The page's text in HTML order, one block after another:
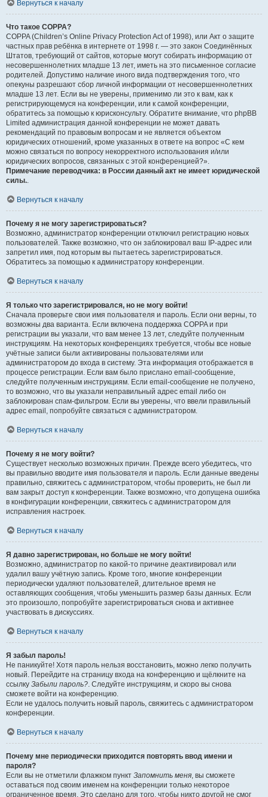
Вернуться к началу
Что такое COPPA?
COPPA (Children’s Online Privacy Protection Act of 1998), или Акт о защите
частных прав ребёнка в интернете от 1998 г. — это закон Соединённых
Штатов, требующий от сайтов, которые могут собирать информацию от
несовершеннолетних младше 13 лет, иметь на это письменное согласие
родителей. Допустимо наличие иного вида подтверждения того, что
опекуны разрешают сбор личной информации от несовершеннолетних
младше 13 лет. Если вы не уверены, применимо ли это к вам, как к
регистрирующемуся на конференции, или к самой конференции,
обратитесь за помощью к юрисконсульту. Обратите внимание, что phpBB
Limited администрация данной конференции не может давать
рекомендаций по правовым вопросам и не является объектом
юридических отношений, кроме указанных в ответе на вопрос «С кем
можно связаться по вопросу некорректного использования и/или
юридических вопросов, связанных с этой конференцией?».
Примечание переводчика: в России данный акт не имеет юридической
силы..
Вернуться к началу
Почему я не могу зарегистрироваться?
Возможно, администратор конференции отключил регистрацию новых
пользователей. Также возможно, что он заблокировал ваш IP-адрес или
запретил имя, под которым вы пытаетесь зарегистрироваться.
Обратитесь за помощью к администратору конференции.
Вернуться к началу
Я только что зарегистрировался, но не могу войти!
Сначала проверьте свои имя пользователя и пароль. Если они верны, то
возможны два варианта. Если включена поддержка COPPA и при
регистрации вы указали, что вам менее 13 лет, следуйте полученным
инструкциям. На некоторых конференциях требуется, чтобы все новые
учётные записи были активированы пользователями или
администратором до входа в систему. Эта информация отображается в
процессе регистрации. Если вам было прислано email-сообщение,
следуйте полученным инструкциям. Если email-сообщение не получено,
то возможно, что вы указали неправильный адрес email либо он
заблокирован спам-фильтром. Если вы уверены, что ввели правильный
адрес email, попробуйте связаться с администратором.
Вернуться к началу
Почему я не могу войти?
Существует несколько возможных причин. Прежде всего убедитесь, что
вы правильно вводите имя пользователя и пароль. Если данные введены
правильно, свяжитесь с администратором, чтобы проверить, не был ли
вам закрыт доступ к конференции. Также возможно, что допущена ошибка
в конфигурации конференции, свяжитесь с администратором для
исправления настроек.
Вернуться к началу
Я давно зарегистрирован, но больше не могу войти!
Возможно, администратор по какой-то причине деактивировал или
удалил вашу учётную запись. Кроме того, многие конференции
периодически удаляют пользователей, длительное время не
оставляющих сообщения, чтобы уменьшить размер базы данных. Если
это произошло, попробуйте зарегистрироваться снова и активнее
участвовать в дискуссиях.
Вернуться к началу
Я забыл пароль!
Не паникуйте! Хотя пароль нельзя восстановить, можно легко получить
новый. Перейдите на страницу входа на конференцию и щёлкните на
ссылку Забыли пароль?. Следуйте инструкциям, и скоро вы снова
сможете войти на конференцию.
Если не удалось получить новый пароль, свяжитесь с администратором
конференции.
Вернуться к началу
Почему мне периодически приходится повторять ввод имени и
пароля?
Если вы не отметили флажком пункт Запомнить меня, вы сможете
оставаться под своим именем на конференции только некоторое
ограниченное время. Это сделано для того, чтобы никто другой не смог